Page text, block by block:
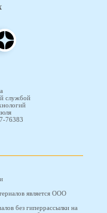
службой
76383
является ООО
без гиперрассылки на